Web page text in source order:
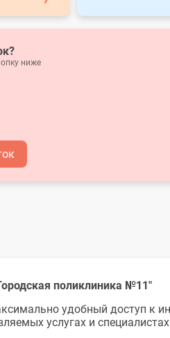
ниже
поликлиника №11"
удобный доступ к
услугах и